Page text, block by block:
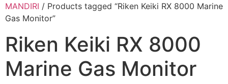
MANDIRI / Products tagged “Riken Keiki RX 8000 Marine
Gas Monitor”
Riken Keiki RX 8000
Marine Gas Monitor